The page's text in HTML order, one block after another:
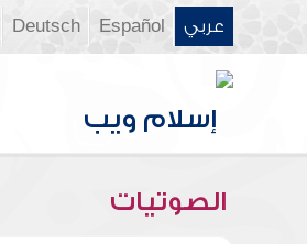
عربي Español
Deutsch
الصوتيات